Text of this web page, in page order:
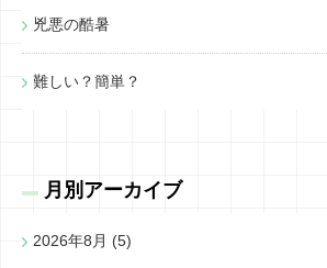
兇悪の酷暑
難しい？簡単？
月別アーカイブ
2026年8月 (5)